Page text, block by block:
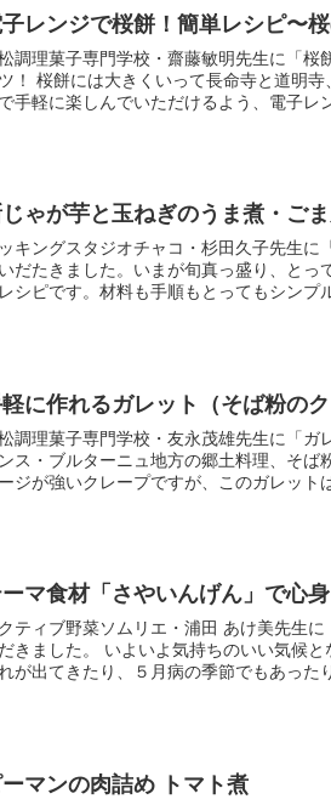
レンジで桜餅！簡単レシピ〜
調理菓子専門学校・齋藤敏明先生に「桜
！ 桜餅には大きくいって長命寺と道明
手軽に楽しんでいただけるよう、電子レ
ゃが芋と玉ねぎのうま煮・ご
キングスタジオチャコ・杉田久子先生に
だたきました。いまが旬真っ盛り、と
シピです。材料も手順もとってもシンプ
に作れるガレット（そば粉の
調理菓子専門学校・友永茂雄先生に「ガ
ス・ブルターニュ地方の郷土料理、そば
ジが強いクレープですが、このガレット
マ食材「さやいんげん」で心
ティブ野菜ソムリエ・浦田 あけ美先生
きました。 いよいよ気持ちのいい気候
が出てきたり、５月病の季節でもあった
ーマンの肉詰め トマト煮